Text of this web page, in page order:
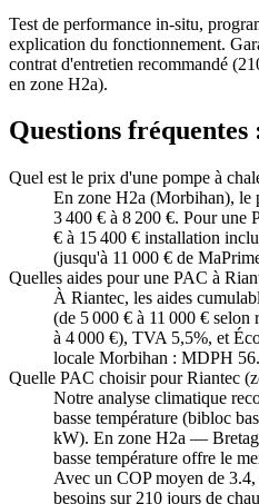
Test de performance in-situ,
explication du fonctionnement.
contrat d'entretien recommandé
en zone H2a).
Questions fréquentes
Quel est le prix d'une pompe à
En zone H2a (Morbihan),
3 400 € à 8 200 €. Pour une
€ à 15 400 € installation
(jusqu'à 11 000 € de
Quelles aides pour une PAC à
À Riantec, les aides
(de 5 000 € à 11 000 €
à 4 000 €), TVA 5,5%, et
locale Morbihan : MDPH 56.
Quelle PAC choisir pour Riantec
Notre analyse climatique
basse température (bibloc
kW). En zone H2a —
basse température offre le
Avec un COP moyen de
besoins sur 210 jours de